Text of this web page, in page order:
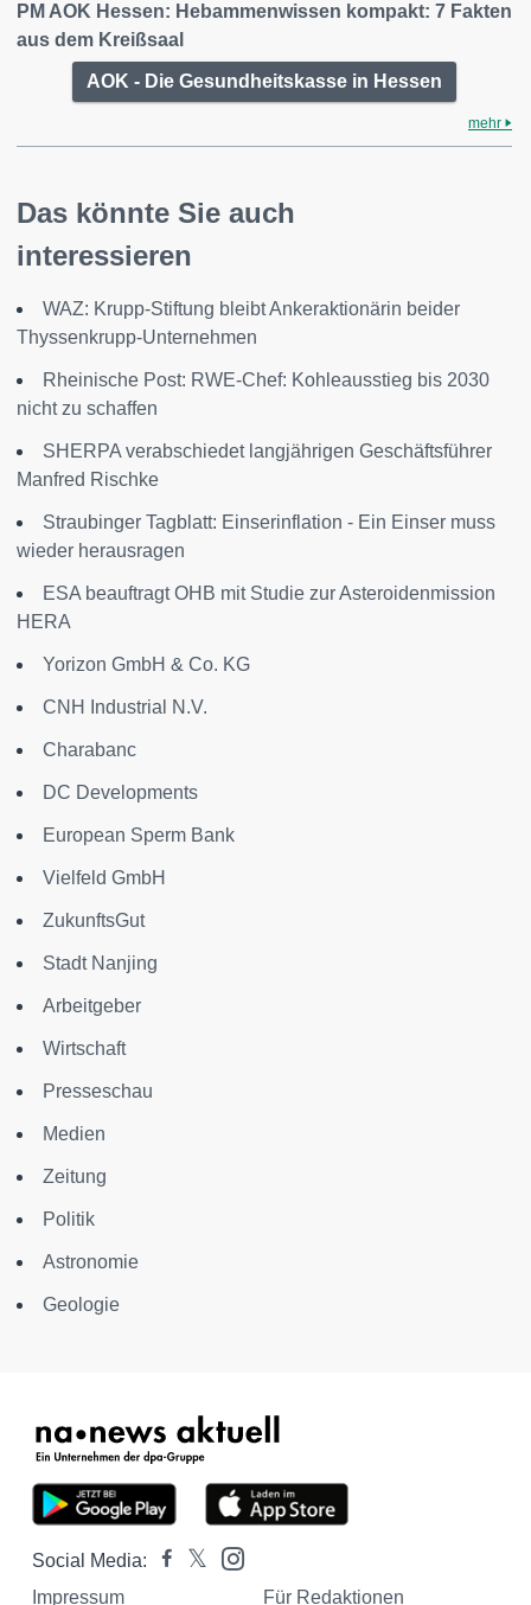
PM AOK Hessen: Hebammenwissen kompakt: 7 Fakten
aus dem Kreißsaal
AOK - Die Gesundheitskasse in Hessen
mehr
Das könnte Sie auch
interessieren
WAZ: Krupp-Stiftung bleibt Ankeraktionärin beider
Thyssenkrupp-Unternehmen
Rheinische Post: RWE-Chef: Kohleausstieg bis 2030
nicht zu schaffen
SHERPA verabschiedet langjährigen Geschäftsführer
Manfred Rischke
Straubinger Tagblatt: Einserinflation - Ein Einser muss
wieder herausragen
ESA beauftragt OHB mit Studie zur Asteroidenmission
HERA
Yorizon GmbH & Co. KG
CNH Industrial N.V.
Charabanc
DC Developments
European Sperm Bank
Vielfeld GmbH
ZukunftsGut
Stadt Nanjing
Arbeitgeber
Wirtschaft
Presseschau
Medien
Zeitung
Politik
Astronomie
Geologie
Social Media:
Impressum
Für Redaktionen